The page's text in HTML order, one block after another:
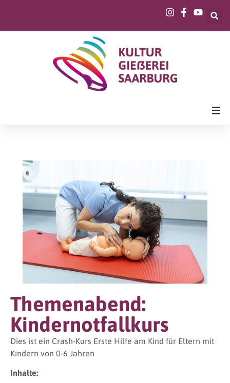
Themenabend:
Kindernotfallkurs
Dies ist ein Crash-Kurs Erste Hilfe am Kind für Eltern mit
Kindern von 0-6 Jahren
Inhalte: